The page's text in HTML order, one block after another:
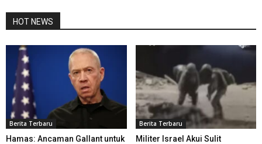
HOT NEWS
Berita Terbaru
Hamas: Ancaman Gallant untuk
Berita Terbaru
Militer Israel Akui Sulit